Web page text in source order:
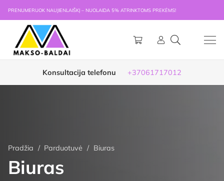
PRENUMERUOK NAUJIENLAIŠKĮ – NUOLAIDA 5% ATRINKTOMS PREKĖMS!
Konsultacija telefonu +37061717012
Pradžia / Parduotuvė / Biuras
Biuras